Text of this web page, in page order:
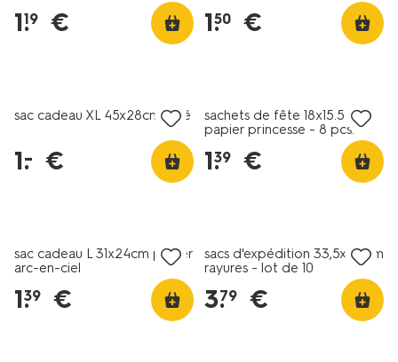
1.
19 € 1.
50 €
sac cadeau XL 45x28cm rayé
1.
– €
sachets de fête 18x15.5cm
papier princesse - 8 pcs.
1.
39 €
sac cadeau L 31x24cm papier
arc-en-ciel
1.
39 €
sacs d'expédition 33,5x43 cm
rayures - lot de 10
3.
79 €